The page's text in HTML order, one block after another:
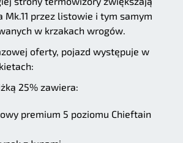
Mk.11 przez listowie i tym samym
w krzakach wrogów.
oferty, pojazd występuje w
25% zawiera:
premium 5 poziomu Chieftain